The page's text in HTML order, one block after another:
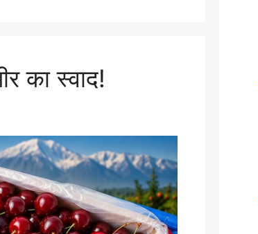
का स्वाद!